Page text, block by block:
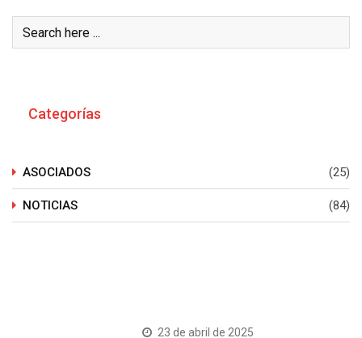
Categorías
ASOCIADOS (25)
NOTICIAS (84)
23 de abril de 2025